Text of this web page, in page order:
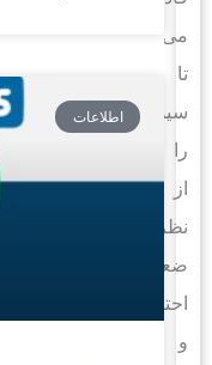
می‌سازد
سیستم‌ها
نظر
ضعف‌های
احتمالی
اطلاعات